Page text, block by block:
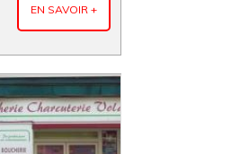
EN SAVOIR +